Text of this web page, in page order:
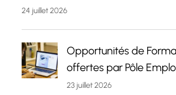
24 juillet 2026
Opportunités de
offertes par Pôle
23 juillet 2026